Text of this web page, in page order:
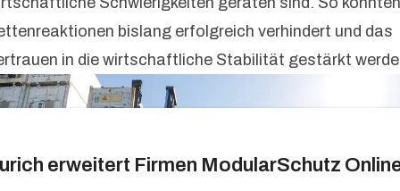
bislang erfolgreich verhindert und das
in die wirtschaftliche Stabilität gestärkt
erweitert Firmen ModularSchutz